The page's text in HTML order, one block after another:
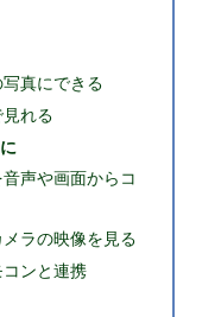
真にできる
れる
声や画面からコ
ラの映像を見る
ンと連携